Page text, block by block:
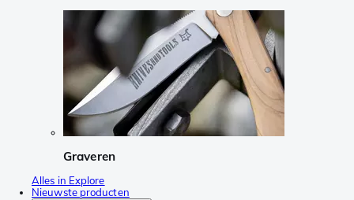
Graveren
Alles in Explore
Nieuwste producten